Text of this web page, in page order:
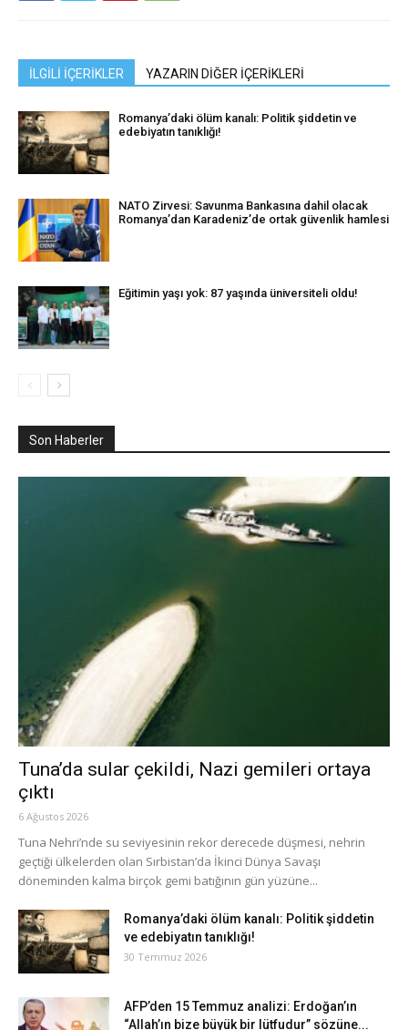
İLGİLİ İÇERİKLER YAZARIN DİĞER İÇERİKLERİ
Romanya’daki ölüm kanalı: Politik şiddetin ve
edebiyatın tanıklığı!
NATO Zirvesi: Savunma Bankasına dahil olacak
Romanya’dan Karadeniz’de ortak güvenlik hamlesi
Eğitimin yaşı yok: 87 yaşında üniversiteli oldu!
Son Haberler
Tuna’da sular çekildi, Nazi gemileri ortaya
çıktı
6 Ağustos 2026
Tuna Nehri’nde su seviyesinin rekor derecede düşmesi, nehrin
geçtiği ülkelerden olan Sırbistan’da İkinci Dünya Savaşı
döneminden kalma birçok gemi batığının gün yüzüne...
Romanya’daki ölüm kanalı: Politik şiddetin
ve edebiyatın tanıklığı!
30 Temmuz 2026
AFP’den 15 Temmuz analizi: Erdoğan’ın
“Allah’ın bize büyük bir lütfudur” sözüne...